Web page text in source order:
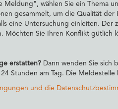
Meldung", wählen Sie ein Thema
gesammelt, um die Qualität
eine Untersuchung einleiten.
Möchten Sie Ihren Konflikt gütlich
erstatten? Dann wenden Sie sich
Stunden am Tag. Die
und die